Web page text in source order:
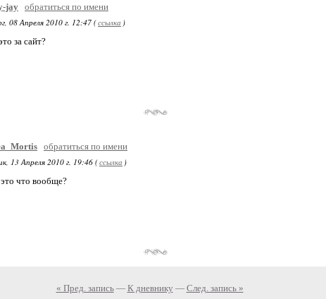
jay
обратиться по имени
08 Апреля 2010 г. 12:47 (ссылка )
за сайт?
обратиться по имени
13 Апреля 2010 г. 19:46 (ссылка )
что вообще?
« Пред. запись— К дневнику — След. запись »